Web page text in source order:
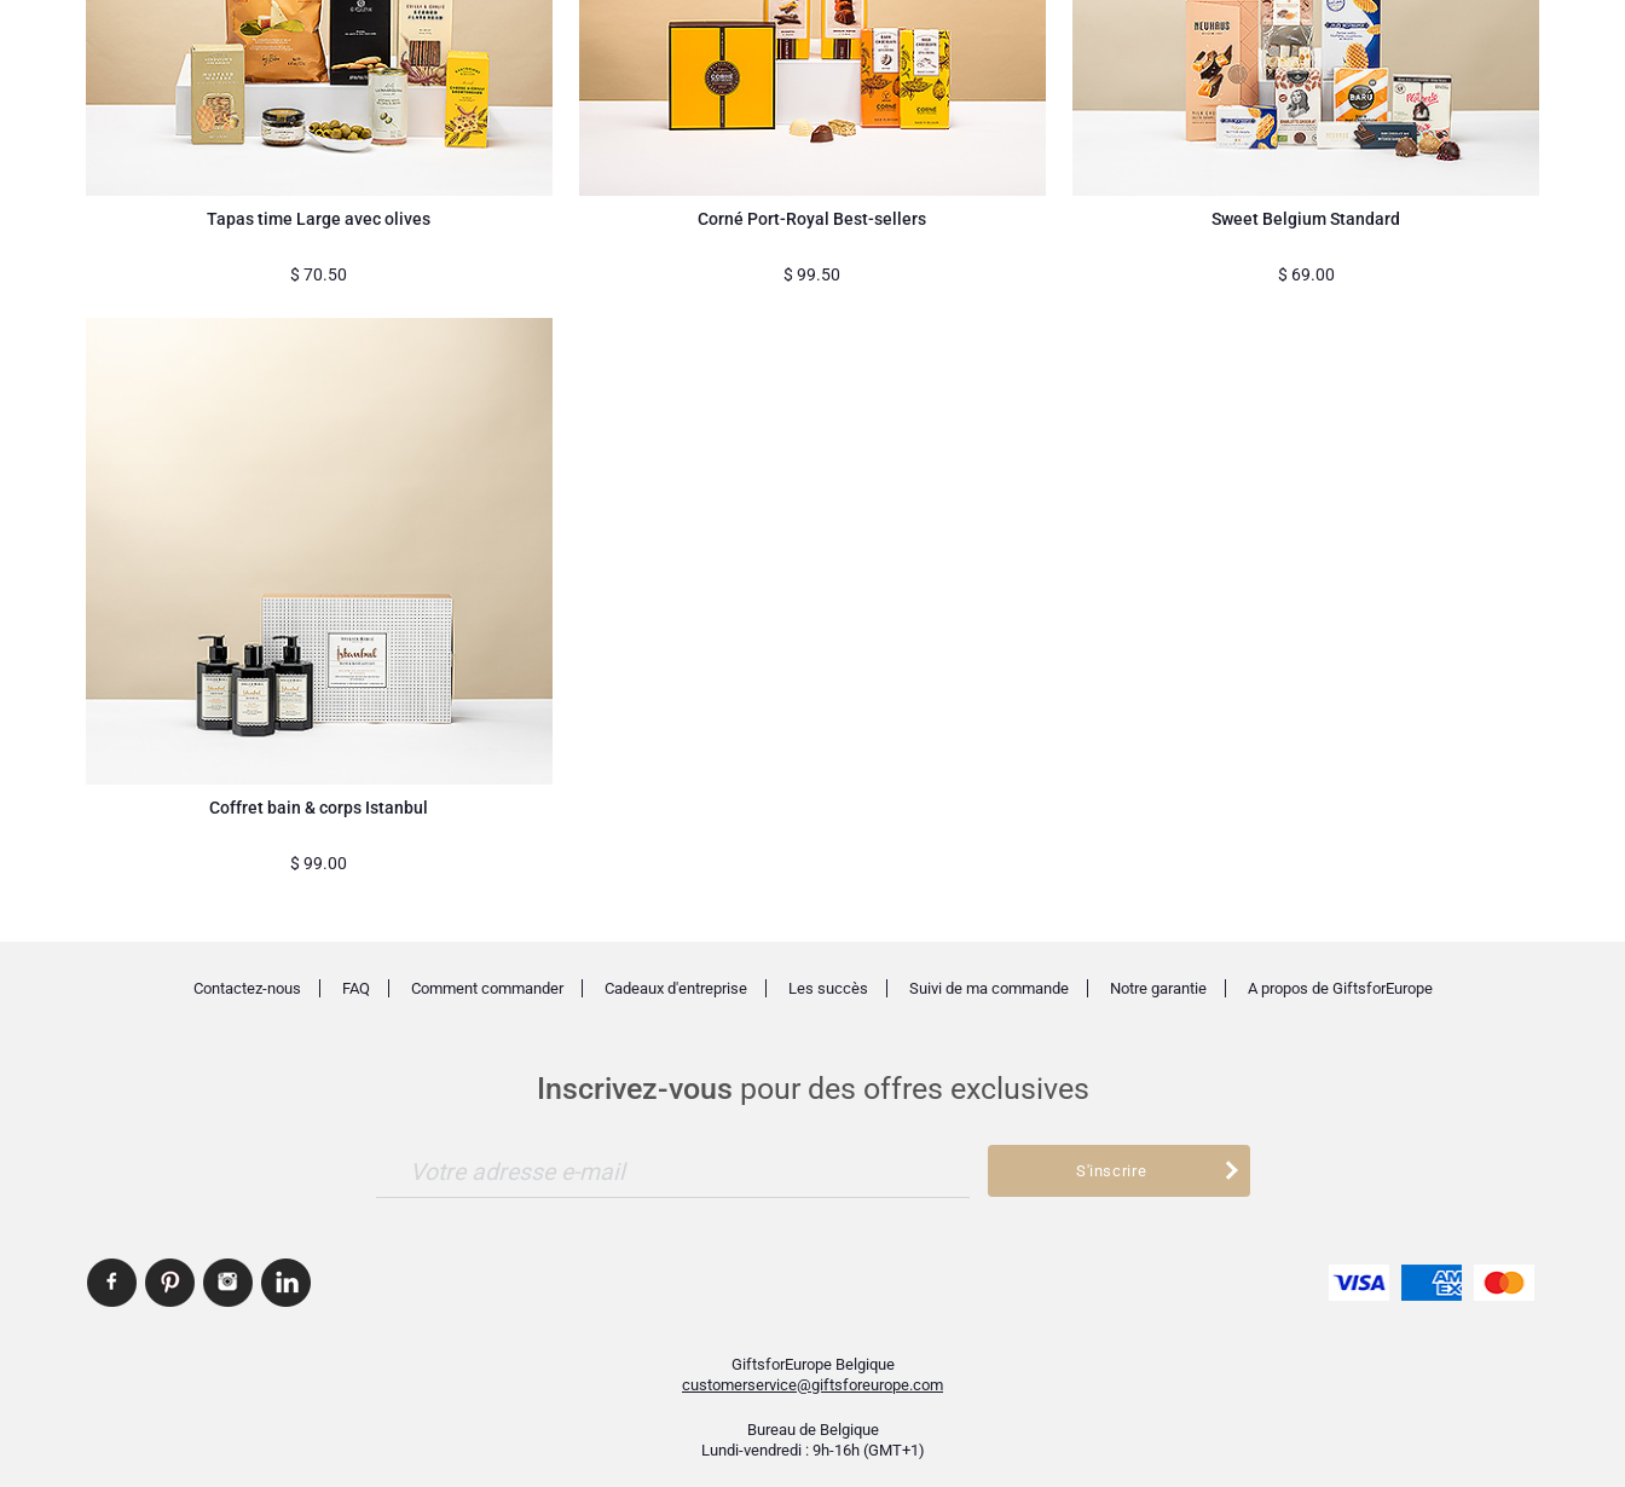
Tapas time Large avec olives
$ 70.50
Corné Port-Royal Best-sellers
$ 99.50
Sweet Belgium Standard
$ 69.00
Coffret bain & corps Istanbul
$ 99.00
Inscrivez-vous pour des offres exclusives
Votre adresse e-mail S'inscrire
Contactez-nous FAQ Comment commander Cadeaux d'entreprise Les succès Suivi de ma commande Notre garantie A propos de GiftsforEurope
GiftsforEurope Belgique
customerservice@giftsforeurope.com
Bureau de Belgique
Lundi-vendredi : 9h-16h (GMT+1)